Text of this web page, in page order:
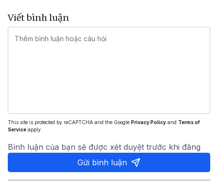
Viết bình luận
This site is protected by reCAPTCHA and the Google Privacy Policy and Terms of
Service apply.
Bình luận của bạn sẽ được xét duyệt trước khi đăng
Gửi bình luận